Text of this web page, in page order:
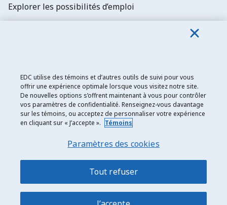
Explorer les possibilités d’emploi
Exportation et développement Canada
Énoncé de confidentialité
Plan du site
EDC utilise des témoins et d’autres outils de suivi pour vous
offrir une expérience optimale lorsque vous visitez notre site.
De nouvelles options s’offrent maintenant à vous pour contrôler
vos paramètres de confidentialité. Renseignez-vous davantage
sur les témoins, ou acceptez de personnaliser votre expérience
en cliquant sur « J’accepte ». Témoins
Paramètres des cookies
Tout refuser